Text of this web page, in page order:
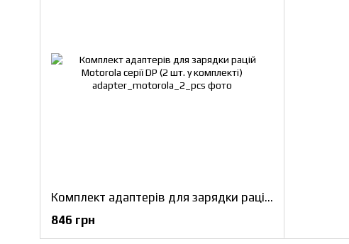
Комплект адаптерів для зарядки рацій Motorola серії DP (2 шт. у комплекті)
846 грн